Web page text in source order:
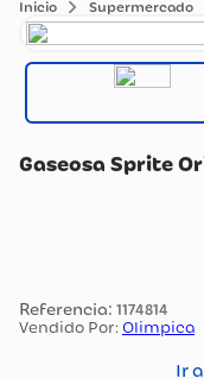
Supermercado
Gaseosa Sprite
: 1174814
Vendido Por: Olimpica
Ir